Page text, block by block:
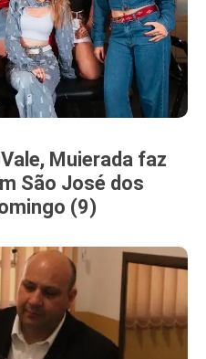
Muierada faz
São José dos
(9)